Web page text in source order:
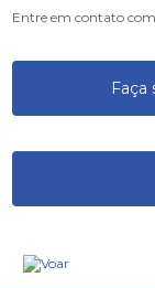
Entre em contato com